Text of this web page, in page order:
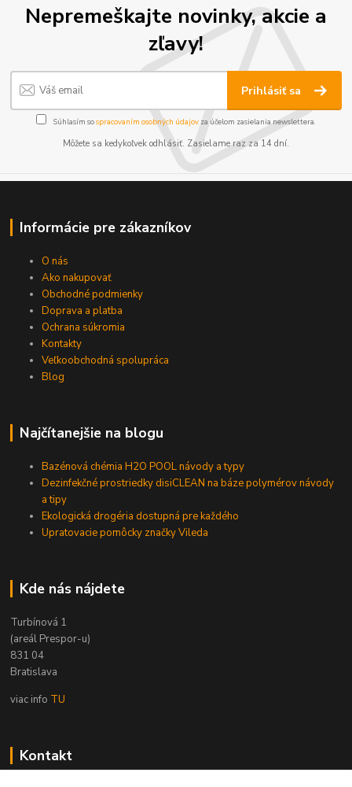
Nepremeškajte novinky, akcie a
zľavy!
Prihlásiť sa
Súhlasím sospracovaním osobných údajov za účelom zasielania newslettera.
Môžete sa kedykoľvek odhlásiť. Zasielame raz za 14 dní.
Informácie pre zákazníkov
O nás
Ako nakupovať
Obchodné podmienky
Doprava a platba
Ochrana súkromia
Kontakty
Veľkoobchodná spolupráca
Blog
Najčítanejšie na blogu
Bazénová chémia H2O POOL návody a typy
Dezinfekčné prostriedky disiCLEAN na báze polymérov návody
a tipy
Ekologická drogéria dostupná pre každého
Upratovacie pomôcky značky Vileda
Kde nás nájdete
Turbínová 1
(areál Prespor-u)
831 04
Bratislava
viac info TU
Kontakt